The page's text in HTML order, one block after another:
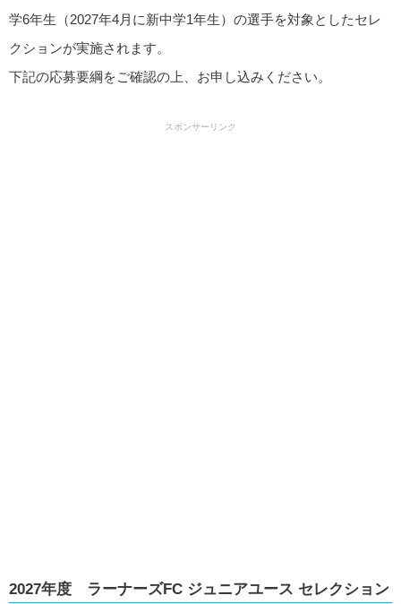
学6年生（2027年4月に新中学1年生）の選手を対象としたセレ
クションが実施されます。
下記の応募要綱をご確認の上、お申し込みください。
スポンサーリンク
2027年度 ラーナーズFC ジュニアユース セレクション